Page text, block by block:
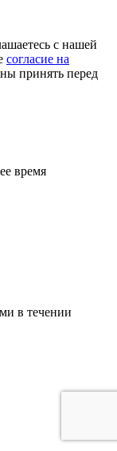
с нашей
согласие на
принять перед
время
в течении